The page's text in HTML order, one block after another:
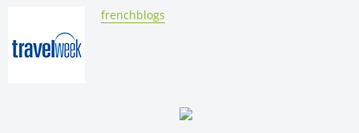
By:
frenchblogs